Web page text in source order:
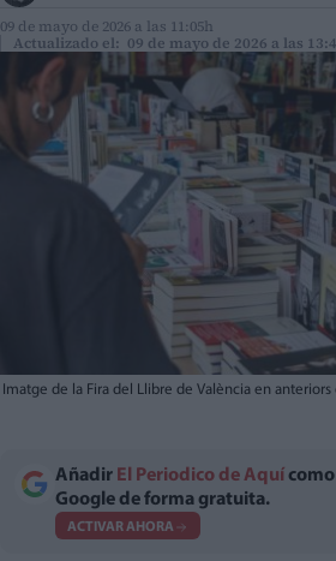
09 de mayo de 2026 a las 11:05h
Actualizado el: 09 de mayo de 2026 a las
Imatge de la Fira del Llibre de València en anteriors
Añadir El Periodico de Aquí
Google de forma gratuita.
ACTIVAR AHORA